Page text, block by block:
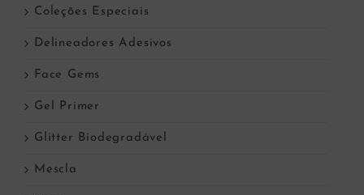
Coleções Especiais
Delineadores Adesivos
Face Gems
Gel Primer
Glitter Biodegradável
Mescla